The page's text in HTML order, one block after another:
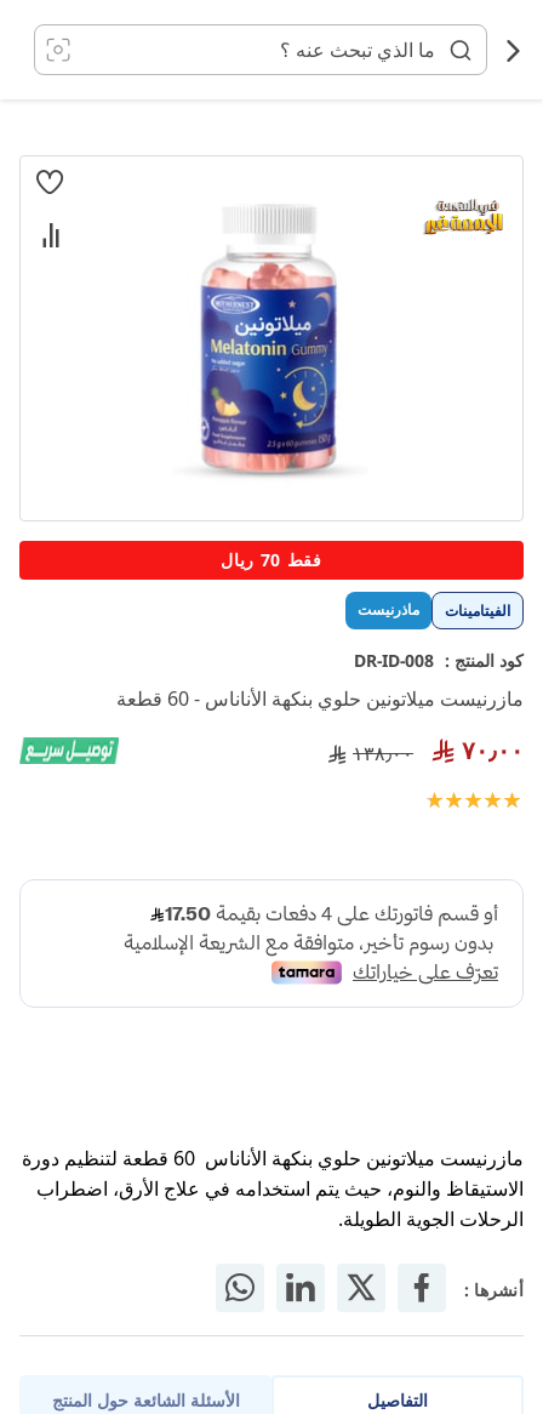
المحتوى
الفيتامينات ماذرنيست
كود المنتج : DR-ID-008
مازرنيست ميلاتونين حلوي بنكهة الأناناس - 60 قطعة
٧٠٫٠٠ ١٣٨٫٠٠
تقييم:
مازرنيست ميلاتونين حلوي بنكهة الأناناس 60 قطعة لتنظيم دورة
الاستيقاظ والنوم، حيث يتم استخدامه في علاج الأرق، اضطراب
الرحلات الجوية الطويلة.
أنشرها :
انتقل
النهاية
معرض
تخطي
إلى
بداية
معرض
الصور
فقط 70 ريال
التفاصيل الأسئلة الشائعة حول المنتج